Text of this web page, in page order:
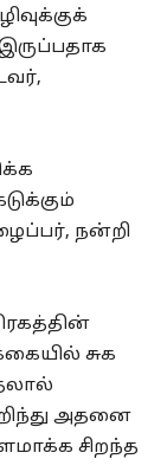
நன்றி
சுக
அதனை
சிறந்த